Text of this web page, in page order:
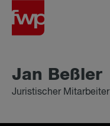
Jan Beß­ler
Juristischer Mitarbeiter